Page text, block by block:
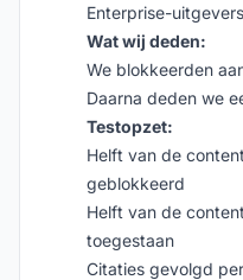
Enterprise-
Wat wij deden:
We blokkeerden
Daarna deden we
Testopzet:
Helft van de
geblokkeerd
Helft van de
toegestaan
Citaties gevolgd